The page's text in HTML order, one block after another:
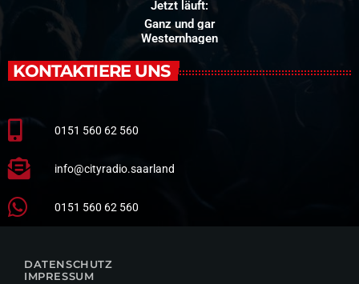
Jetzt läuft:
Ganz und gar
Westernhagen
KONTAKTIERE UNS
0151 560 62 560
info@cityradio.saarland
0151 560 62 560
DATENSCHUTZ
IMPRESSUM